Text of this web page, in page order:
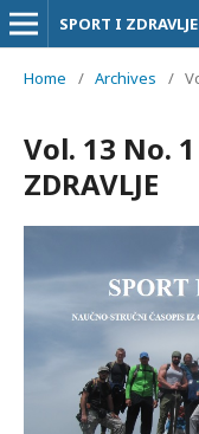
SPORT I ZDRAVLJE
Home / Archives /
Vol. 13 No.
ZDRAVLJE